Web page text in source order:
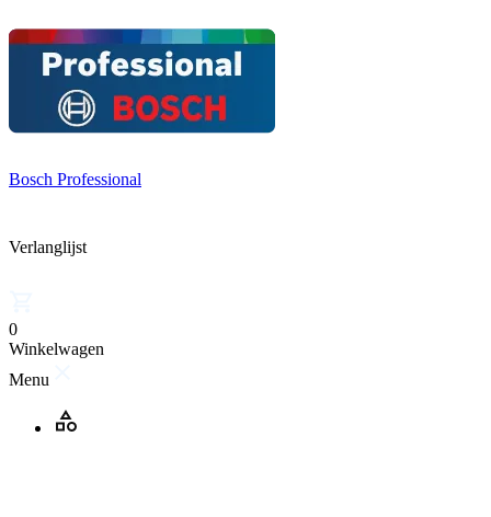
Bosch Professional
Verlanglijst
0
Winkelwagen
Menu